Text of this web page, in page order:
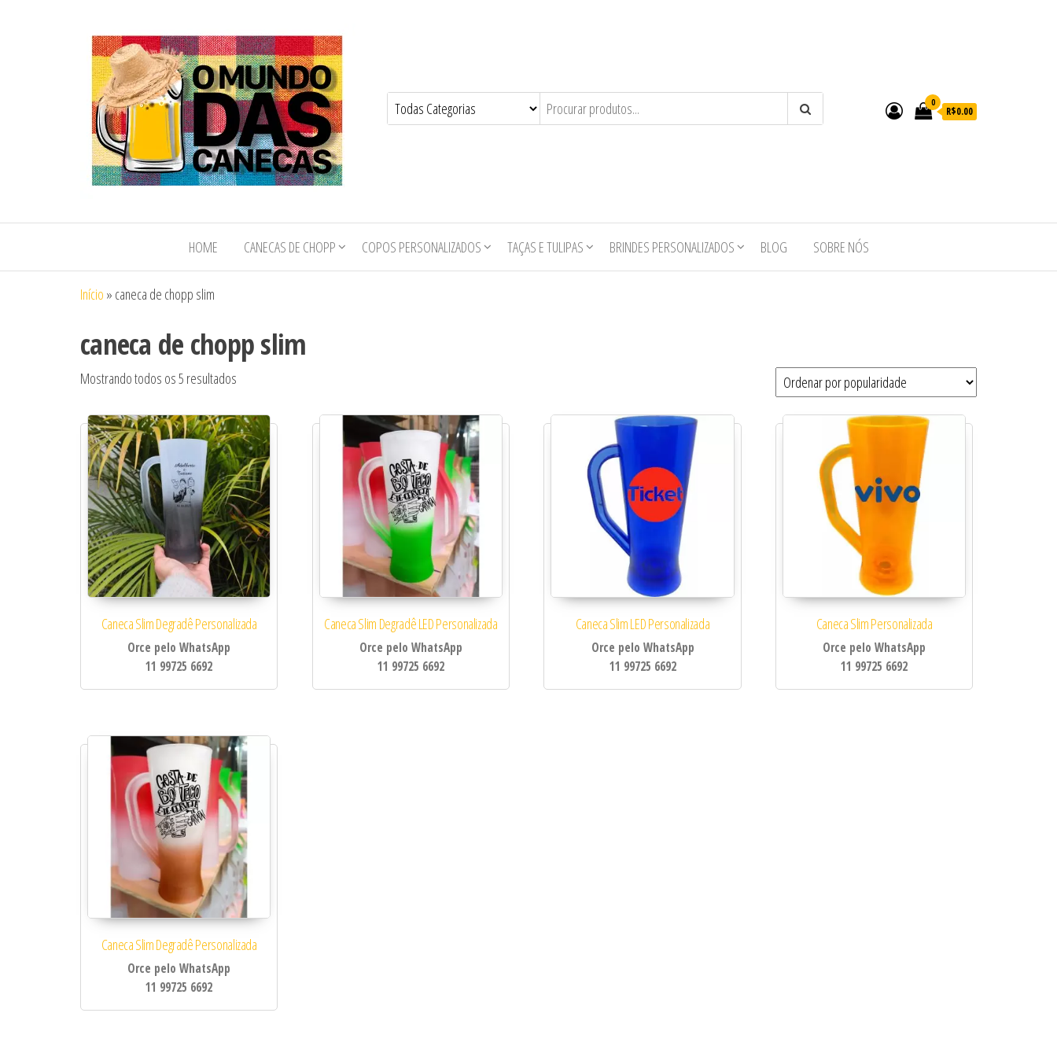
Personalizados
Canecas de
0
R$0.00
HOME CANECAS DE CHOPP COPOS PERSONALIZADOS TAÇAS E TULIPAS BRINDES PERSONALIZADOS BLOG SOBRE NÓS
Início » caneca de chopp slim
caneca de chopp slim
Mostrando todos os 5 resultados
Caneca Slim Degradê Personalizada
Orce pelo WhatsApp
11 99725 6692
Caneca Slim Degradê LED Personalizada
Orce pelo WhatsApp
11 99725 6692
Caneca Slim LED Personalizada
Orce pelo WhatsApp
11 99725 6692
Caneca Slim Personalizada
Orce pelo WhatsApp
11 99725 6692
Caneca Slim Degradê Personalizada
Orce pelo WhatsApp
11 99725 6692